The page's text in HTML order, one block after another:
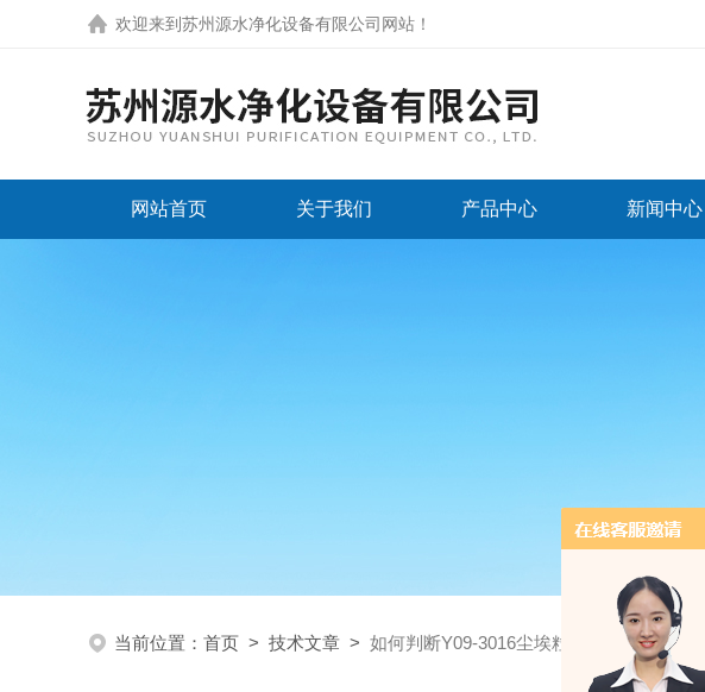
欢迎来到 苏州源水净化设备有限公司网站 ！
网站首页 关于我们 产品中心 新闻中心
当前位置： 首页 > 技术文章 > 如何判断Y09-3016尘埃粒子计数器是否需